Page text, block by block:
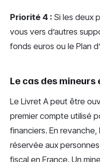
Priorité 4 : Si les deux
vous vers d’autres
fonds euros ou le Plan
Le cas des
Le Livret A peut être
premier compte utilisé
financiers. En revanche,
réservée aux
fiscal en France. Un